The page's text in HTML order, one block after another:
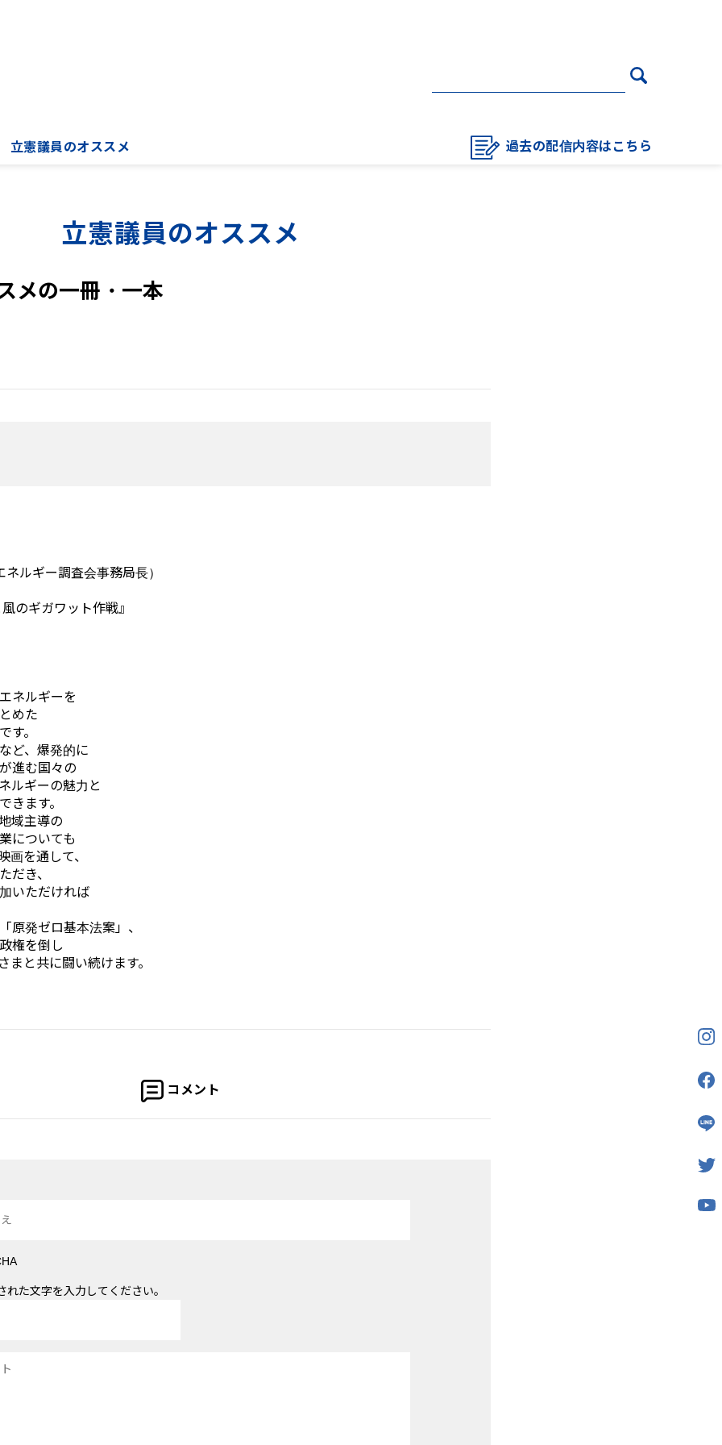
立憲議員のオススメ 過去の配信内容はこちら
立憲議員のオススメ
メの一冊・一本
ルギー調査会事務局長）
のギガワット作戦』
ネルギーを
めた
す。
ど、爆発的に
進む国々の
ルギーの魅力と
きます。
域主導の
についても
画を通して、
だき、
いただければ
原発ゼロ基本法案」、
権を倒し
まと共に闘い続けます。
コメント
れた文字を入力してください。